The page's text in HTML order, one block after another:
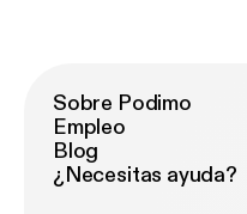
Sobre Podimo
Empleo
Blog
¿Necesitas ayuda?